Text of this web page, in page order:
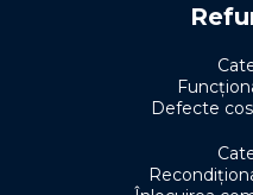
Defecte